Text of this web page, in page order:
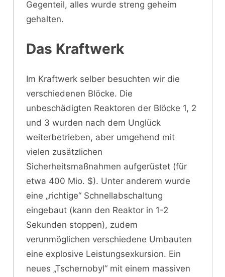
Gegenteil, alles wurde streng geheim
gehalten.
Das Kraftwerk
Im Kraftwerk selber besuchten wir die
verschiedenen Blöcke. Die
unbeschädigten Reaktoren der Blöcke 1, 2
und 3 wurden nach dem Unglück
weiterbetrieben, aber umgehend mit
vielen zusätzlichen
Sicherheitsmaßnahmen aufgerüstet (für
etwa 400 Mio. $). Unter anderem wurde
eine „richtige“ Schnellabschaltung
eingebaut (kann den Reaktor in 1-2
Sekunden stoppen), zudem
verunmöglichen verschiedene Umbauten
eine explosive Leistungsexkursion. Ein
neues „Tschernobyl“ mit einem massiven